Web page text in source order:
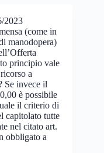
2023
(come in
manodopera)
principio vale
a
Se invece il
è possibile
il criterio di
capitolato tutte
nel citato art.
obbligato a